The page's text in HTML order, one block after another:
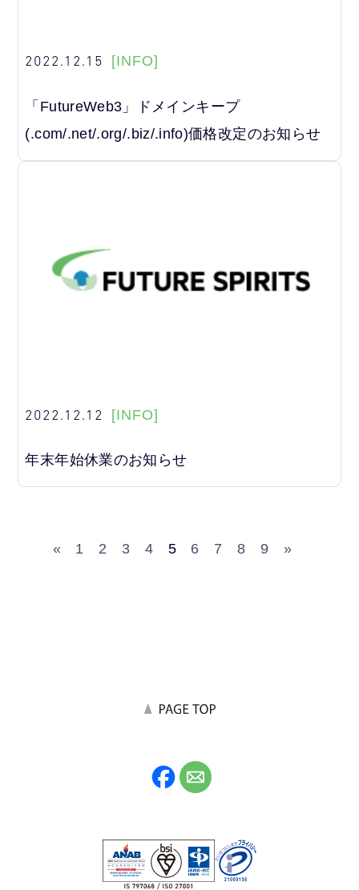
2022.12.15 [INFO]
「FutureWeb3」ドメインキープ
(.com/.net/.org/.biz/.info)価格改定のお知らせ
2022.12.12 [INFO]
年末年始休業のお知らせ
« 1 2 3 4 5 6 7 8 9 »